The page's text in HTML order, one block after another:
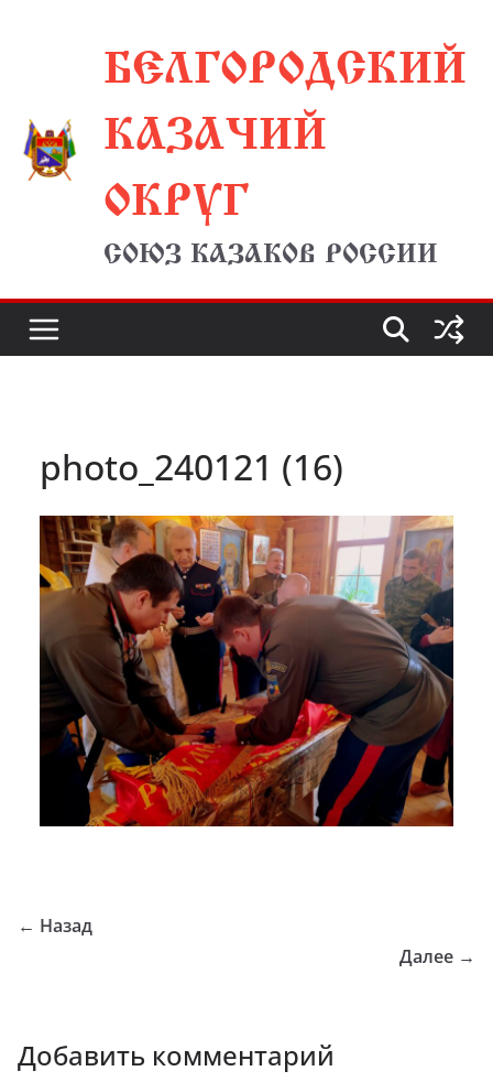
содержимомуБЕЛГОРОДСКИЙ
КАЗАЧИЙ
ОКРУГ
СОЮЗ КАЗАКОВ РОССИИ
photo_240121 (16)
← Назад
Далее →
Добавить комментарий